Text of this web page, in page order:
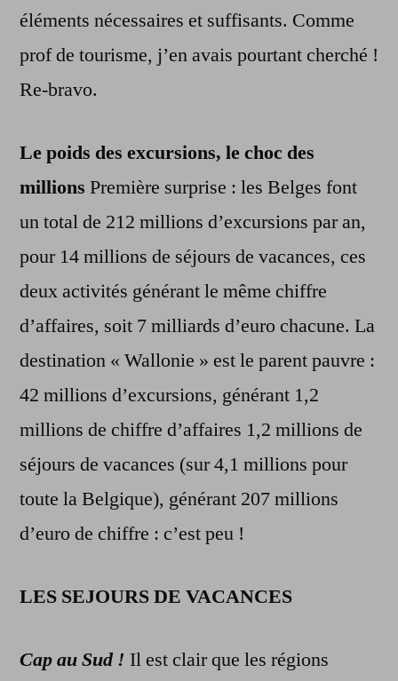
éléments nécessaires et suffisants. Comme
prof de tourisme, j’en avais pourtant cherché !
Re-bravo.
Le poids des excursions, le choc des
millions Première surprise : les Belges font
un total de 212 millions d’excursions par an,
pour 14 millions de séjours de vacances, ces
deux activités générant le même chiffre
d’affaires, soit 7 milliards d’euro chacune. La
destination « Wallonie » est le parent pauvre :
42 millions d’excursions, générant 1,2
millions de chiffre d’affaires 1,2 millions de
séjours de vacances (sur 4,1 millions pour
toute la Belgique), générant 207 millions
d’euro de chiffre : c’est peu !
LES SEJOURS DE VACANCES
Cap au Sud ! Il est clair que les régions